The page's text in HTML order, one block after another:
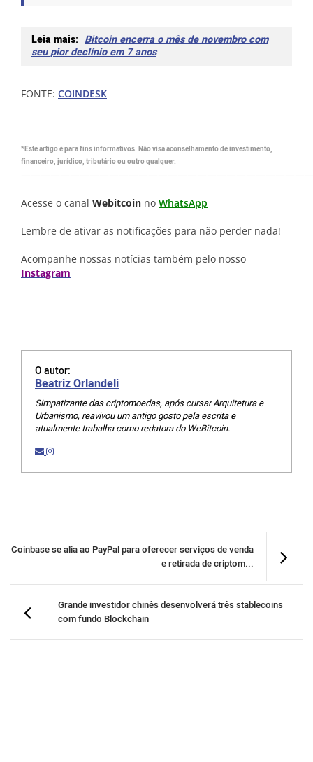
Leia mais: Bitcoin encerra o mês de novembro com
seu pior declínio em 7 anos
FONTE: COINDESK
*Este artigo é para fins informativos. Não visa aconselhamento de investimento,
financeiro, jurídico, tributário ou outro qualquer.
Acesse o canal Webitcoin no WhatsApp
Lembre de ativar as notificações para não perder nada!
Acompanhe nossas notícias também pelo nosso
Instagram
O autor:
Beatriz Orlandeli
Simpatizante das criptomoedas, após cursar Arquitetura e
Urbanismo, reavivou um antigo gosto pela escrita e
atualmente trabalha como redatora do WeBitcoin.
Coinbase se alia ao PayPal para oferecer serviços de venda
e retirada de criptom...
Grande investidor chinês desenvolverá três stablecoins
com fundo Blockchain